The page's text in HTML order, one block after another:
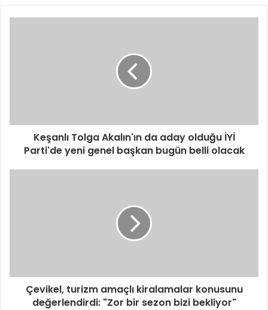
Keşanlı Tolga Akalın'ın da aday olduğu İYİ
Parti'de yeni genel başkan bugün belli olacak
Çevikel, turizm amaçlı kiralamalar konusunu
değerlendirdi: "Zor bir sezon bizi bekliyor"